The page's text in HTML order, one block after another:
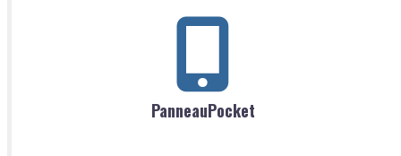
PanneauPocket